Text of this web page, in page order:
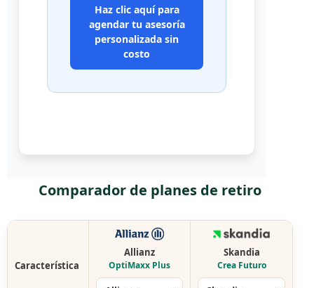
Haz clic aquí para
agendar tu asesoría
personalizada sin
costo
Comparador de planes de retiro
Característica
Allianz
OptiMaxx Plus
Skandia
Crea Futuro